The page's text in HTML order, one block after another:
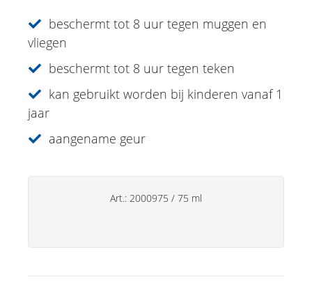
Lipverzorging
Deo's
Handverzorging
Huishoudsproducten
beschermt tot 8 uur tegen muggen en
vliegen
beschermt tot 8 uur tegen teken
kan gebruikt worden bij kinderen vanaf 1
jaar
aangename geur
Art.: 2000975 / 75 ml